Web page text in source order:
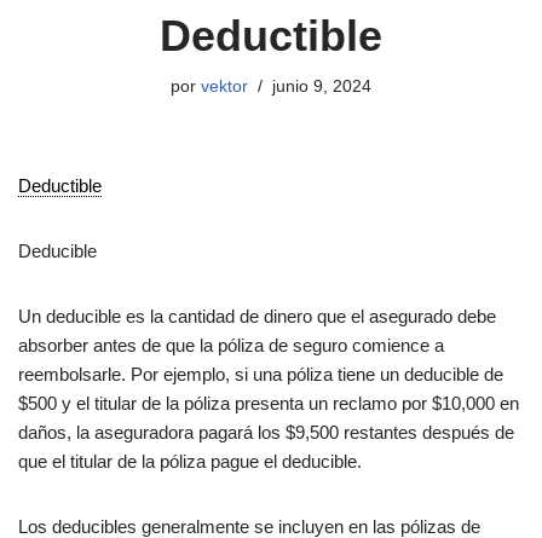
Deductible
por vektor junio 9, 2024
Deductible
Deducible
Un deducible es la cantidad de dinero que el asegurado debe
absorber antes de que la póliza de seguro comience a
reembolsarle. Por ejemplo, si una póliza tiene un deducible de
$500 y el titular de la póliza presenta un reclamo por $10,000 en
daños, la aseguradora pagará los $9,500 restantes después de
que el titular de la póliza pague el deducible.
Los deducibles generalmente se incluyen en las pólizas de